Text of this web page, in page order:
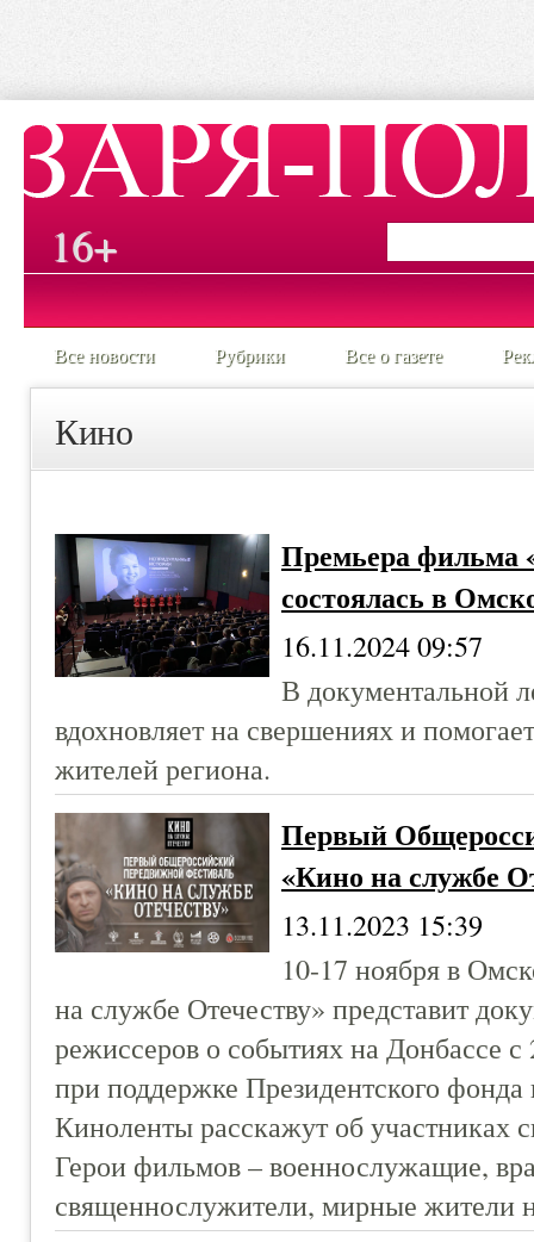
16+
Все новости Рубрики Все о газете
Кино
Премьера фильма
состоялась в
16.11.2024 09:57
В документальной
вдохновляет на свершениях и
жителей региона.
Первый
«Кино на службе
13.11.2023 15:39
10-17 ноября в
на службе Отечеству» представит
режиссеров о событиях на Донбассе с
при поддержке Президентского
Киноленты расскажут об участниках
Герои фильмов – военнослужащие,
священнослужители, мирные жители